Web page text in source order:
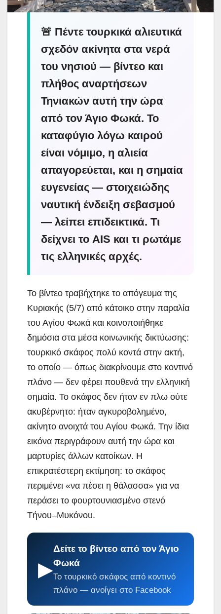
🚨 Πέντε τουρκικά αλιευτικά
σχεδόν ακίνητα στα νερά
του νησιού — βίντεο και
πλήθος αναρτήσεων
Τηνιακών αυτή την ώρα
από τον Άγιο Φωκά. Το
καταφύγιο λόγω καιρού
είναι νόμιμο, η αλιεία
απαγορεύεται, και η σημαία
ευγενείας — στοιχειώδης
ναυτική ένδειξη σεβασμού
— λείπει επιδεικτικά. Τι
δείχνει το AIS και τι ρωτάμε
τις ελληνικές αρχές.
Το βίντεο τραβήχτηκε το απόγευμα της
Κυριακής (5/7) από κάτοικο στην παραλία
του Αγίου Φωκά και κοινοποιήθηκε
δημόσια στα μέσα κοινωνικής δικτύωσης:
τουρκικό σκάφος πολύ κοντά στην ακτή,
το οποίο — όπως διακρίνουμε στο κοντινό
πλάνο — δεν φέρει πουθενά την ελληνική
σημαία. Το σκάφος δεν ήταν εν πλω ούτε
ακυβέρνητο: ήταν αγκυροβολημένο,
ακίνητο ανοιχτά του Αγίου Φωκά. Την ίδια
εικόνα περιγράφουν αυτή την ώρα και
μαρτυρίες άλλων κατοίκων. Η
επικρατέστερη εκτίμηση: το σκάφος
περιμένει «να πέσει η θάλασσα» για να
περάσει το φουρτουνιασμένο στενό
Τήνου–Μυκόνου.
▶
Δείτε το βίντεο από τον Άγιο
Φωκά
Το τουρκικό σκάφος από κοντινό
πλάνο — ανοίγει στο Facebook